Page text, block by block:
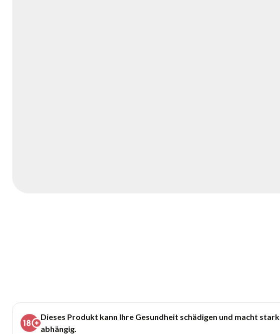
Dieses Produkt kann Ihre Gesundheit schädigen und macht stark
abhängig.